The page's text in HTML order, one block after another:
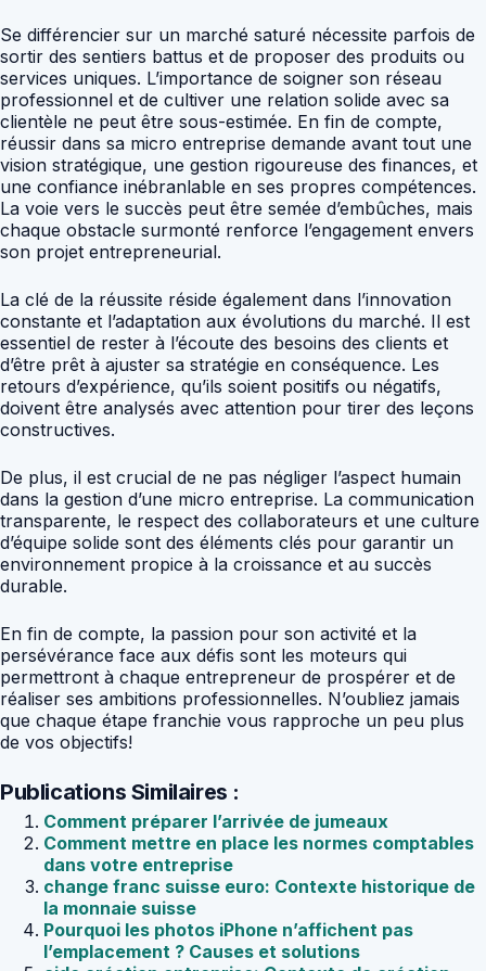
Se différencier sur un marché saturé nécessite parfois de
sortir des sentiers battus et de proposer des produits ou
services uniques. L’importance de soigner son réseau
professionnel et de cultiver une relation solide avec sa
clientèle ne peut être sous-estimée. En fin de compte,
réussir dans sa micro entreprise demande avant tout une
vision stratégique, une gestion rigoureuse des finances, et
une confiance inébranlable en ses propres compétences.
La voie vers le succès peut être semée d’embûches, mais
chaque obstacle surmonté renforce l’engagement envers
son projet entrepreneurial.
La clé de la réussite réside également dans l’innovation
constante et l’adaptation aux évolutions du marché. Il est
essentiel de rester à l’écoute des besoins des clients et
d’être prêt à ajuster sa stratégie en conséquence. Les
retours d’expérience, qu’ils soient positifs ou négatifs,
doivent être analysés avec attention pour tirer des leçons
constructives.
De plus, il est crucial de ne pas négliger l’aspect humain
dans la gestion d’une micro entreprise. La communication
transparente, le respect des collaborateurs et une culture
d’équipe solide sont des éléments clés pour garantir un
environnement propice à la croissance et au succès
durable.
En fin de compte, la passion pour son activité et la
persévérance face aux défis sont les moteurs qui
permettront à chaque entrepreneur de prospérer et de
réaliser ses ambitions professionnelles. N’oubliez jamais
que chaque étape franchie vous rapproche un peu plus
de vos objectifs!
Publications Similaires :
Comment préparer l’arrivée de jumeaux
Comment mettre en place les normes comptables
dans votre entreprise
change franc suisse euro: Contexte historique de
la monnaie suisse
Pourquoi les photos iPhone n’affichent pas
l’emplacement ? Causes et solutions